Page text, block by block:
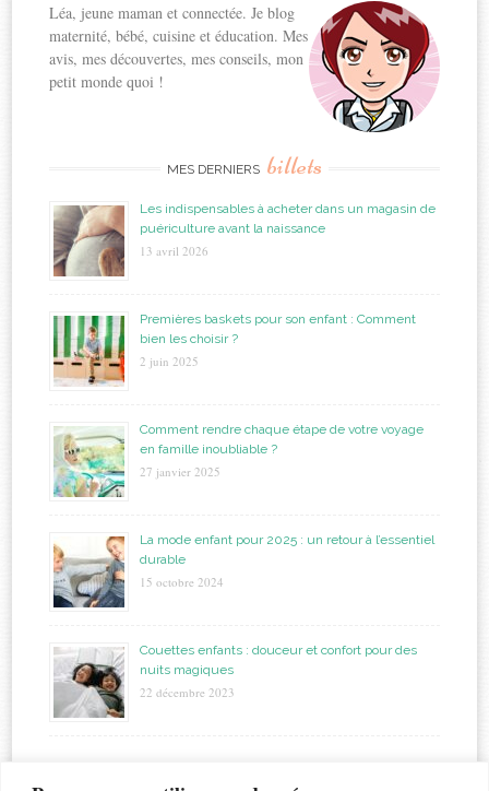
Léa, jeune maman et connectée. Je blog
maternité, bébé, cuisine et éducation. Mes
avis, mes découvertes, mes conseils, mon
petit monde quoi !
MES DERNIERS billets
Les indispensables à acheter dans un magasin de
puériculture avant la naissance
13 avril 2026
Premières baskets pour son enfant : Comment
bien les choisir ?
2 juin 2025
Comment rendre chaque étape de votre voyage
en famille inoubliable ?
27 janvier 2025
La mode enfant pour 2025 : un retour à l’essentiel
durable
15 octobre 2024
Couettes enfants : douceur et confort pour des
nuits magiques
22 décembre 2023